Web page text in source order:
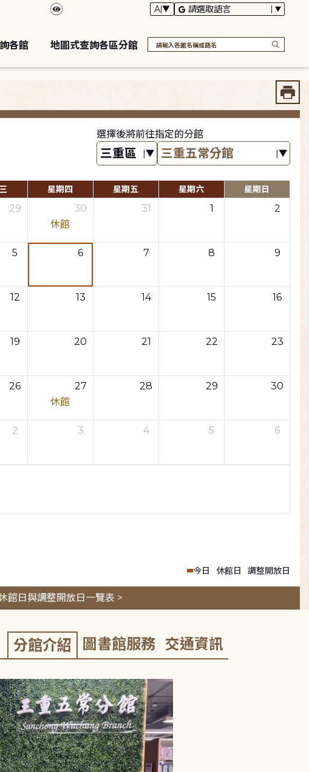
各館 地圖式查詢各區分館
選擇後將前往指定的分館
星期四 星期五 星期六 星期日
29
30
休館
31 1 2
5 6 7 8 9
12 13 14 15 16
19 20 21 22 23
26
27
休館
28 29 30
2 3 4 5 6
今日 休館日 調整開放日
館日與調整開放日一覽表 >
分館介紹 圖書館服務 交通資訊